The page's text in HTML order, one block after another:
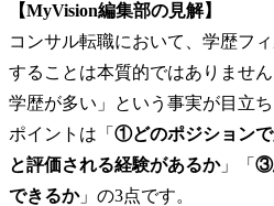
【MyVision編集部の見解】
コンサル転職において、学歴フ
することは本質的ではありませ
学歴が多い」という事実が目立
ポイントは「 ①どのポジション
と評価される経験があるか」「 ③
できるか」の3点です。